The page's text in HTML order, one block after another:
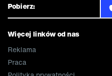
Pobierz:
Więcej linków od nas
Reklama
Praca